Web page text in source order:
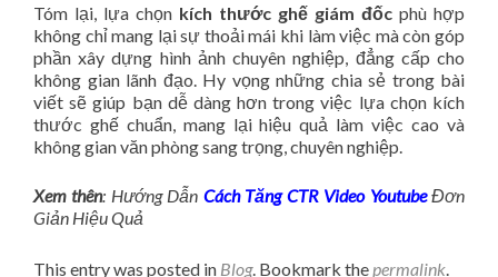
Tóm lại, lựa chọn kích thước ghế giám đốc phù hợp
không chỉ mang lại sự thoải mái khi làm việc mà còn góp
phần xây dựng hình ảnh chuyên nghiệp, đẳng cấp cho
không gian lãnh đạo. Hy vọng những chia sẻ trong bài
viết sẽ giúp bạn dễ dàng hơn trong việc lựa chọn kích
thước ghế chuẩn, mang lại hiệu quả làm việc cao và
không gian văn phòng sang trọng, chuyên nghiệp.
Xem thên: Hướng Dẫn Cách Tăng CTR Video YoutubeĐơn
Giản Hiệu Quả
This entry was posted in Blog. Bookmark the permalink